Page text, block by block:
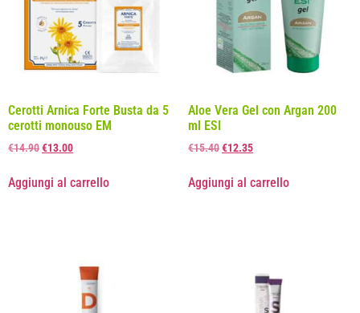
Cerotti Arnica Forte Busta da 5
cerotti monouso EM
€14.90€13.00
Aggiungi al carrello
Aloe Vera Gel con Argan 200
ml ESI
€15.40€12.35
Aggiungi al carrello